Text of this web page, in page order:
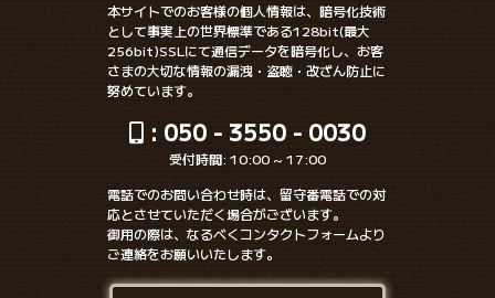
本サイトでのお客様の個人情報は、暗号化技術
として事実上の世界標準である128bit(最大
256bit)SSLにて通信データを暗号化し、お客
さまの大切な情報の漏洩・盗聴・改ざん防止に
努めています。
: 050 - 3550 - 0030
受付時間: 10:00 ~ 17:00
電話でのお問い合わせ時は、留守番電話での対
応とさせていただく場合がございます。
御用の際は、なるべくコンタクトフォームより
ご連絡をお願いいたします。